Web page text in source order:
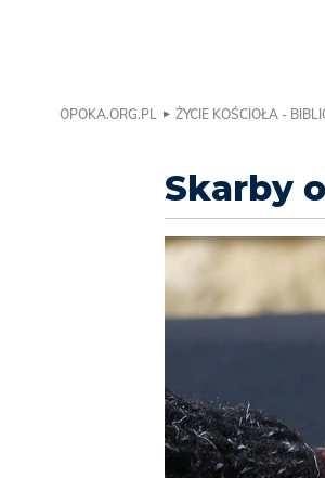
OPOKA.ORG.PL ŻYCIE KOŚCIOŁA -
Skarby